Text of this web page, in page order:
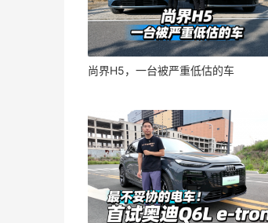
尚界H5，一台被严重低估的车